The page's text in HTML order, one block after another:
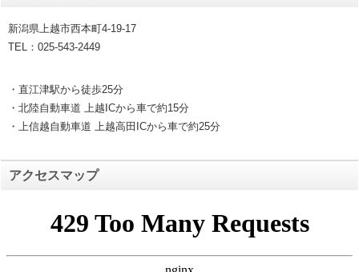
新潟県上越市西本町4-19-17
TEL：025-543-2449
・直江津駅から徒歩25分
・北陸自動車道 上越ICから車で約15分
・上信越自動車道 上越高田ICから車で約25分
アクセスマップ